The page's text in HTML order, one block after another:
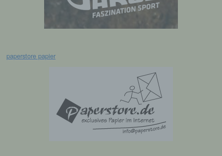
paperstore papier
f) Pseudonymisierung
personenbezogener Daten in einer Weise,
ohne Hinzuziehung zusätzlicher
Informationen nicht mehr einer spezifischen
betroffenen Person zugeordnet werden
können, sofern diese zusätzlichen
Informationen gesondert aufbewahrt werden
und technischen und organisatorischen
Maßnahmen unterliegen, die gewährleisten,